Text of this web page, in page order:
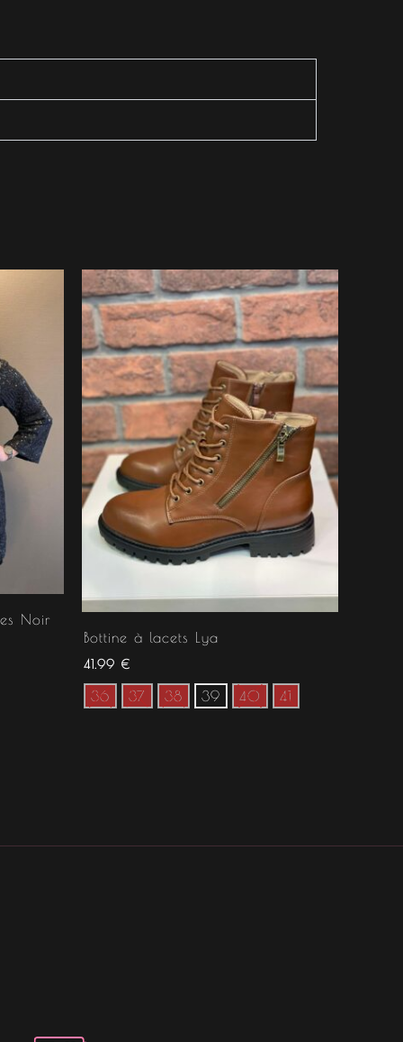
Noir
Bottine à lacets Lya
41.99 €
36 37 38 39 40 41